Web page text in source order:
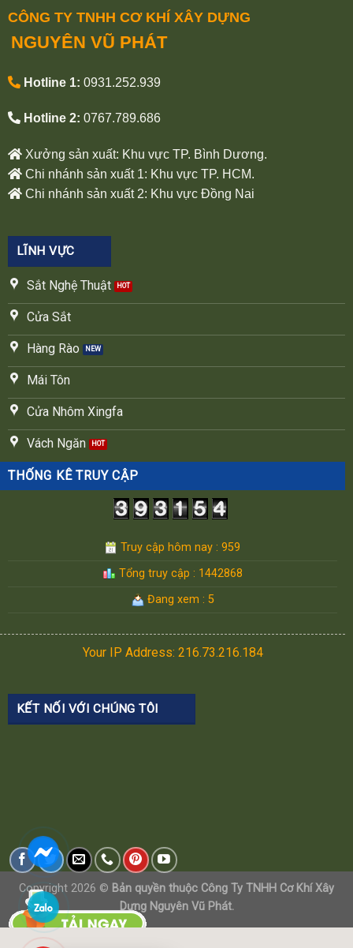
CÔNG TY TNHH CƠ KHÍ XÂY DỰNG
NGUYÊN VŨ PHÁT
Hotline 1: 0931.252.939
Hotline 2: 0767.789.686
Xưởng sản xuất: Khu vực TP. Bình Dương.
Chi nhánh sản xuất 1: Khu vực TP. HCM.
Chi nhánh sản xuất 2: Khu vực Đồng Nai
LĨNH VỰC
Sắt Nghệ Thuật
Cửa Sắt
Hàng Rào
Mái Tôn
Cửa Nhôm Xingfa
Vách Ngăn
THỐNG KÊ TRUY CẬP
Truy cập hôm nay : 959
Tổng truy cập : 1442868
Đang xem : 5
Your IP Address: 216.73.216.184
KẾT NỐI VỚI CHÚNG TÔI
Copyright 2026 © Bản quyền thuộc Công Ty TNHH Cơ Khí Xây
Dựng Nguyên Vũ Phát.